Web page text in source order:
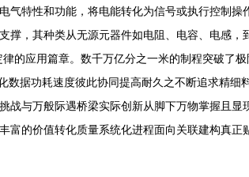
气特性和功能，将电能转化为信号或执行控制
撑，其种类从无源元器件如电阻、电容、电感
的应用篇章。数千万亿分之一米的制程突破了
据功耗速度彼此协同提高耐久之不断追求精
战与万般际遇桥梁实际创新从脚下万物掌握且
富的价值转化质量系统化进程面向关联建构真